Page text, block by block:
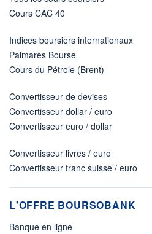
Cours CAC 40
Indices boursiers internationaux
Palmarès Bourse
Cours du Pétrole (Brent)
Convertisseur de devises
Convertisseur dollar / euro
Convertisseur euro / dollar
Convertisseur livres / euro
Convertisseur franc suisse / euro
L'OFFRE BOURSOBANK
Banque en ligne